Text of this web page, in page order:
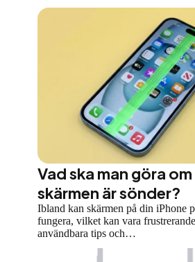
Vad ska man göra
skärmen är sönder?
Ibland kan skärmen på din iPhone
fungera, vilket kan vara
användbara tips och…